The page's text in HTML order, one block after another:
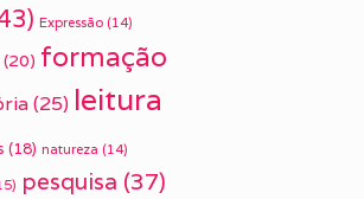
Expressão (14)
(20) formação
(25) leitura
(18) natureza (14)
pesquisa (37)